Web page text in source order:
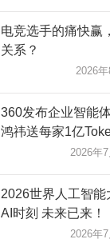
电竞选手的痛快赢
关系？
2026
360发布企业智能
鸿祎送每家1亿
2026年
2026世界人工智
AI时刻 未来已来！
2026年